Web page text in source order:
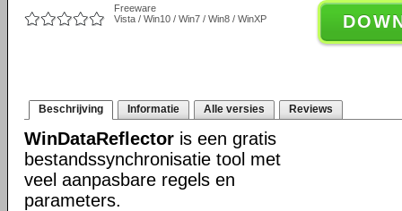
Freeware
Vista / Win10 / Win7 / Win8 / WinXP
Beschrijving Informatie Alle versies Reviews
WinDataReflector is een gratis
bestandssynchronisatie tool met
veel aanpasbare regels en
parameters.